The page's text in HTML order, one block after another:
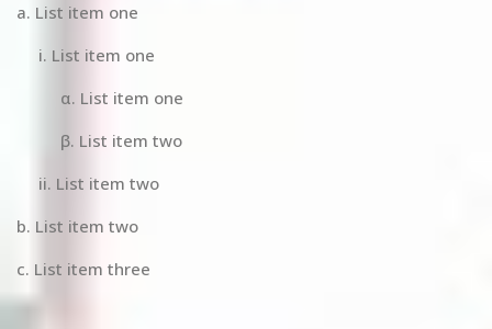
List item one
List item one
List item one
List item two
List item two
List item two
List item three